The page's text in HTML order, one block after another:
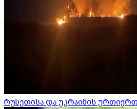
რუსეთისა და უკრაინის